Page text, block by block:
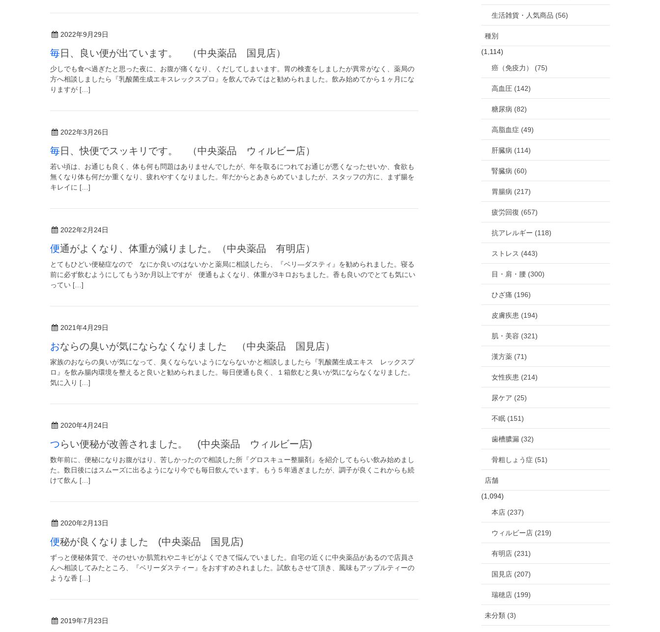
2022年9月29日
毎日、良い便が出ています。 （中央薬品 国見店）
少しでも食べ過ぎたと思った夜に、お腹が痛くなり、くだしてしまいます。胃の検査をしましたが異常がなく、薬局の
方へ相談しましたら『乳酸菌生成エキスレックスプロ』を飲んでみてはと勧められました。飲み始めてから１ヶ月にな
りますが […]
2022年3月26日
毎日、快便でスッキリです。 （中央薬品 ウィルビー店）
若い頃は、お通じも良く、体も何も問題はありませんでしたが、年を取るにつれてお通じが悪くなったせいか、食欲も
無くなり体も何だか重くなり、疲れやすくなりました。年だからとあきらめていましたが、スタッフの方に、まず腸を
キレイに […]
2022年2月24日
便通がよくなり、体重が減りました。（中央薬品 有明店）
とてもひどい便秘症なので なにか良いのはないかと薬局に相談したら、『ベリ―ダスティ』を勧められました。寝る
前に必ず飲むようにしてもう3か月以上ですが 便通もよくなり、体重が3キロおちました。香も良いのでとても気にい
ってい […]
2021年4月29日
おならの臭いが気にならなくなりました （中央薬品 国見店）
家族のおならの臭いが気になって、臭くならないようにならないかと相談しましたら『乳酸菌生成エキス レックスプ
ロ』を飲み腸内環境を整えると良いと勧められました。毎日便通も良く、１箱飲むと臭いが気にならなくなりました。
気に入り […]
2020年4月24日
つらい便秘が改善されました。 (中央薬品 ウィルビー店)
数年前に、便秘になりお腹がはり、苦しかったので相談した所『グロスキュー整腸剤』を紹介してもらい飲み始めまし
た。数日後にはスムーズに出るようになり今でも毎日飲んでいます。もう５年過ぎましたが、調子が良くこれからも続
けて飲ん […]
2020年2月13日
便秘が良くなりました (中央薬品 国見店)
ずっと便秘体質で、そのせいか肌荒れやニキビがよくできて悩んでいました。自宅の近くに中央薬品があるので店員さ
んへ相談してみたところ、『ベリーダスティー』をおすすめされました。試飲もさせて頂き、風味もアップルティーの
ような香 […]
2019年7月23日
生活雑貨・人気商品 (56)
種別
(1,114)
癌（免疫力） (75)
高血圧 (142)
糖尿病 (82)
高脂血症 (49)
肝臓病 (114)
腎臓病 (60)
胃腸病 (217)
疲労回復 (657)
抗アレルギー (118)
ストレス (443)
目・肩・腰 (300)
ひざ痛 (196)
皮膚疾患 (194)
肌・美容 (321)
漢方薬 (71)
女性疾患 (214)
尿ケア (25)
不眠 (151)
歯槽膿漏 (32)
骨粗しょう症 (51)
店舗
(1,094)
本店 (237)
ウィルビー店 (219)
有明店 (231)
国見店 (207)
瑞穂店 (199)
未分類 (3)